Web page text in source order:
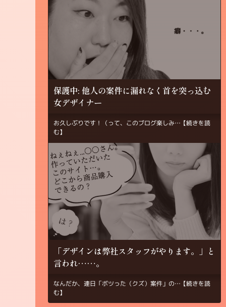
保護中: 他人の案件に漏れなく首を突っ込む
女デザイナー
お久しぶりです！（って、このブログ楽しみ… 【続きを読
む】
「デザインは弊社スタッフがやります。」と
言われ……。
なんだか、連日「ボツった（クズ）案件」の… 【続きを読
む】